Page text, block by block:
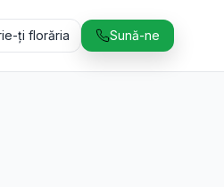
ți florăria Sună-ne